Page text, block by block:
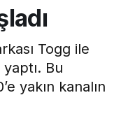
Togg ile
Bu
yakın kanalın